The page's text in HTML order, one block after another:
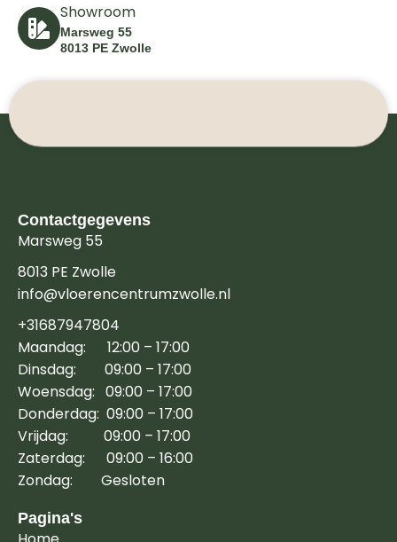
Showroom
Marsweg 55
8013 PE Zwolle
Contactgegevens
Marsweg 55
8013 PE Zwolle
info@vloerencentrumzwolle.nl
+31687947804
Maandag: 12:00 – 17:00
Dinsdag: 09:00 – 17:00
Woensdag: 09:00 – 17:00
Donderdag: 09:00 – 17:00
Vrijdag: 09:00 – 17:00
Zaterdag: 09:00 – 16:00
Zondag: Gesloten
Pagina's